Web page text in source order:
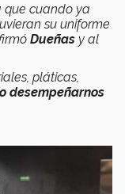
que cuando ya
su uniforme
Dueñas y al
pláticas,
desempeñarnos